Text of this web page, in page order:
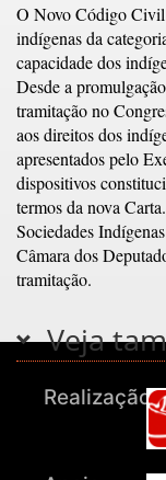
O Novo Código Civil
indígenas da
capacidade dos
Desde a
tramitação no
aos direitos dos
apresentados pelo
dispositivos
termos da nova
Sociedades
Câmara dos
tramitação.
Veja